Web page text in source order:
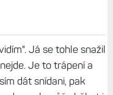
a měl bych
posoudit, palbu jsem